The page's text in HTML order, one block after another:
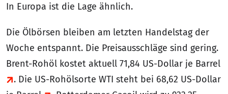
In Europa ist die Lage ähnlich.
Die Ölbörsen bleiben am letzten Handelstag der
Woche entspannt. Die Preisausschläge sind gering.
Brent-Rohöl kostet aktuell 71,84 US-Dollar je Barrel
. Die US-Rohölsorte WTI steht bei 68,62 US-Dollar